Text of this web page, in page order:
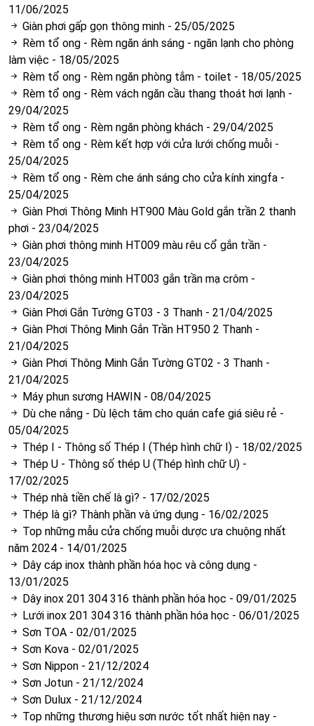
11/06/2025
Giàn phơi gấp gọn thông minh - 25/05/2025
Rèm tổ ong - Rèm ngăn ánh sáng - ngăn lạnh cho phòng
làm việc - 18/05/2025
Rèm tổ ong - Rèm ngăn phòng tắm - toilet - 18/05/2025
Rèm tổ ong - Rèm vách ngăn cầu thang thoát hơi lạnh -
29/04/2025
Rèm tổ ong - Rèm ngăn phòng khách - 29/04/2025
Rèm tổ ong - Rèm kết hợp với cửa lưới chống muỗi -
25/04/2025
Rèm tổ ong - Rèm che ánh sáng cho cửa kính xingfa -
25/04/2025
Giàn Phơi Thông Minh HT900 Màu Gold gắn trần 2 thanh
phơi - 23/04/2025
Giàn phơi thông minh HT009 màu rêu cổ gắn trần -
23/04/2025
Giàn phơi thông minh HT003 gắn trần mạ crôm -
23/04/2025
Giàn Phơi Gắn Tường GT03 - 3 Thanh - 21/04/2025
Giàn Phơi Thông Minh Gắn Trần HT950 2 Thanh -
21/04/2025
Giàn Phơi Thông Minh Gắn Tường GT02 - 3 Thanh -
21/04/2025
Máy phun sương HAWIN - 08/04/2025
Dù che nắng - Dù lệch tâm cho quán cafe giá siêu rẻ -
05/04/2025
Thép I - Thông số Thép I (Thép hình chữ I) - 18/02/2025
Thép U - Thông số thép U (Thép hình chữ U) -
17/02/2025
Thép nhà tiền chế là gì? - 17/02/2025
Thép là gì? Thành phần và ứng dụng - 16/02/2025
Top những mẫu cửa chống muỗi dược ưa chuộng nhất
năm 2024 - 14/01/2025
Dây cáp inox thành phần hóa học và công dụng -
13/01/2025
Dây inox 201 304 316 thành phần hóa học - 09/01/2025
Lưới inox 201 304 316 thành phần hóa học - 06/01/2025
Sơn TOA - 02/01/2025
Sơn Kova - 02/01/2025
Sơn Nippon - 21/12/2024
Sơn Jotun - 21/12/2024
Sơn Dulux - 21/12/2024
Top những thương hiệu sơn nước tốt nhất hiện nay -